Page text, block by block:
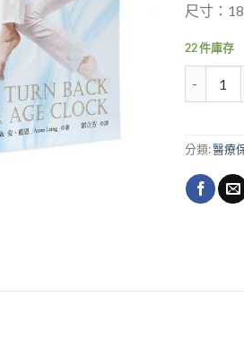
尺寸：
22 件庫存
逆轉時光
分類:醫療